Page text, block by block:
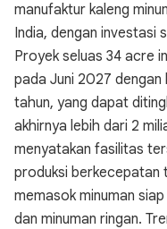
manufaktur kaleng
India, dengan investasi
Proyek seluas 34 acre
pada Juni 2027 dengan
tahun, yang dapat
akhirnya lebih dari 2
menyatakan fasilitas
produksi berkecepatan
memasok minuman
dan minuman ringan.